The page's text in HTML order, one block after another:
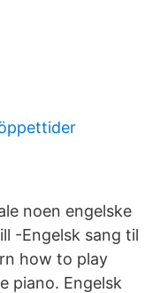
noen engelske
-Engelsk sang til
how to play
piano. Engelsk